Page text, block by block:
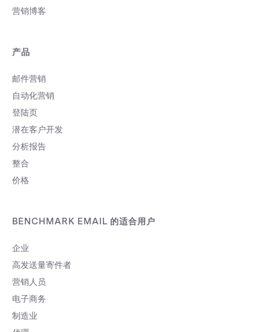
营销博客
产品
邮件营销
自动化营销
登陆页
潜在客户开发
分析报告
整合
价格
BENCHMARK EMAIL 的适合用户
企业
高发送量寄件者
营销人员
电子商务
制造业